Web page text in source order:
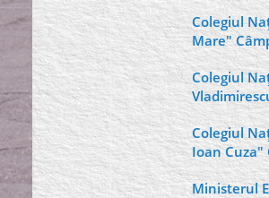
Colegiul
Mare"
Colegiul
Colegiul
Ioan Cuza"
Ministerul